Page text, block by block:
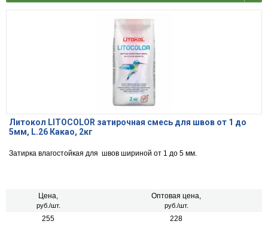
Литокол LITOCOLOR затирочная смесь для швов от 1 до
5мм, L.26 Какао, 2кг
Затирка влагостойкая для швов шириной от 1 до 5 мм.
Цена,
руб./шт.
Оптовая цена,
руб./шт.
255 228